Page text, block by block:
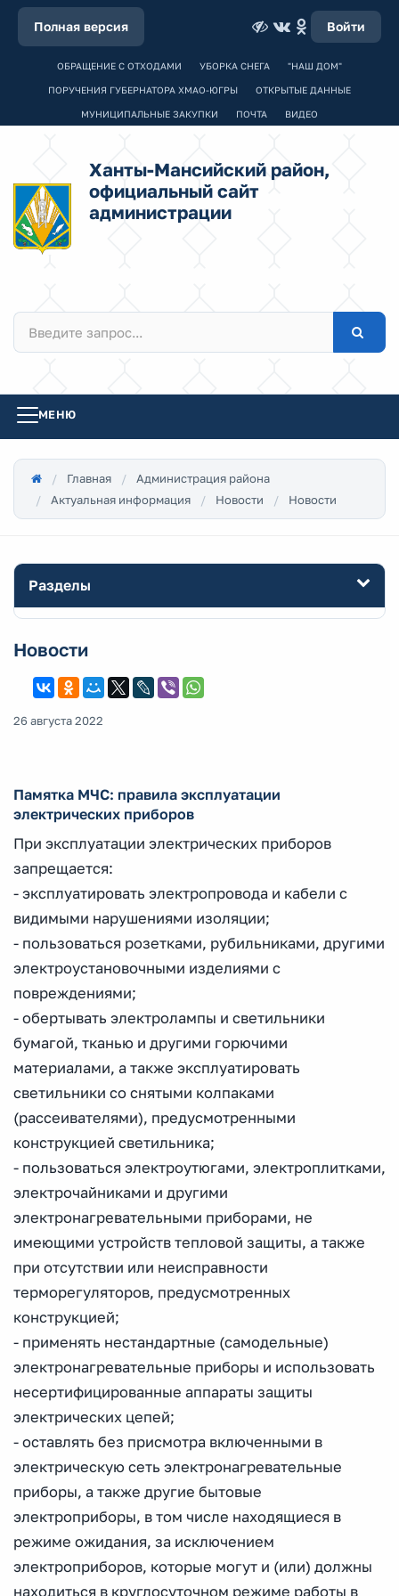
Полная версия Войти
ОБРАЩЕНИЕ С ОТХОДАМИ УБОРКА СНЕГА "НАШ ДОМ"
ПОРУЧЕНИЯ ГУБЕРНАТОРА ХМАО-ЮГРЫ ОТКРЫТЫЕ ДАННЫЕ
МУНИЦИПАЛЬНЫЕ ЗАКУПКИ ПОЧТА ВИДЕО
Ханты-Мансийский район,
официальный сайт
администрации
МЕНЮ
Главная
Администрация района
Актуальная информация
Новости Новости
Разделы
Новости
26 августа 2022
Памятка МЧС: правила эксплуатации
электрических приборов
При эксплуатации электрических приборов
запрещается:
- эксплуатировать электропровода и кабели с
видимыми нарушениями изоляции;
- пользоваться розетками, рубильниками, другими
электроустановочными изделиями с
повреждениями;
- обертывать электролампы и светильники
бумагой, тканью и другими горючими
материалами, а также эксплуатировать
светильники со снятыми колпаками
(рассеивателями), предусмотренными
конструкцией светильника;
- пользоваться электроутюгами, электроплитками,
электрочайниками и другими
электронагревательными приборами, не
имеющими устройств тепловой защиты, а также
при отсутствии или неисправности
терморегуляторов, предусмотренных
конструкцией;
- применять нестандартные (самодельные)
электронагревательные приборы и использовать
несертифицированные аппараты защиты
электрических цепей;
- оставлять без присмотра включенными в
электрическую сеть электронагревательные
приборы, а также другие бытовые
электроприборы, в том числе находящиеся в
режиме ожидания, за исключением
электроприборов, которые могут и (или) должны
находиться в круглосуточном режиме работы в